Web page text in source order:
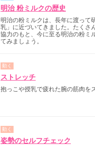
明治 粉ミルクの歴史
明治の粉ミルクは、長年に渡って
乳」に近づいてきました。たくさ
協力のもと、今に至る明治の粉ミ
てみましょう。
動く
ストレッチ
抱っこや授乳で疲れた腕の筋肉を
動く
姿勢のセルフチェック